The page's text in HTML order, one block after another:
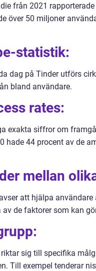
från 2021
över 50 miljoner
statistik:
dag på Tinder utförs
bland användare.
rates:
exakta siffror om
hade 44 procent av de
mellan
att hjälpa
av de faktorer som kan
sig till specifika
Till exempel tenderar